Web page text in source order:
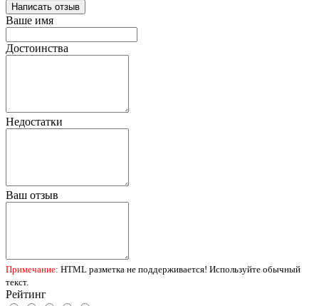
Написать отзыв
Ваше имя
Достоинства
Недостатки
Ваш отзыв
Примечание: HTML разметка не поддерживается! Используйте обычный
текст.
Рейтинг